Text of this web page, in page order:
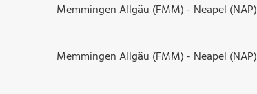
Memmingen Allgäu (FMM) - Neapel (NAP)
Memmingen Allgäu (FMM) - Neapel (NAP)